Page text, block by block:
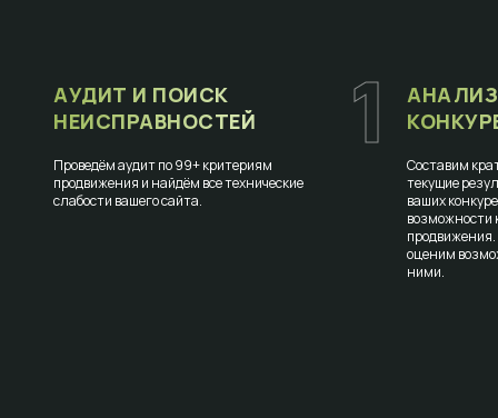
1
АУДИТ И ПОИСК
НЕИСПРАВНОСТЕЙ
Проведём аудит по 99+ критериям
продвижения и найдём все технические
слабости вашего сайта.
Составим
текущие
ваших
возможности
оценим
ними.